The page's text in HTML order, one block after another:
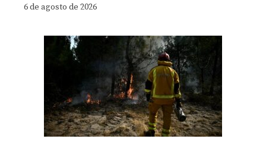
6 de agosto de 2026